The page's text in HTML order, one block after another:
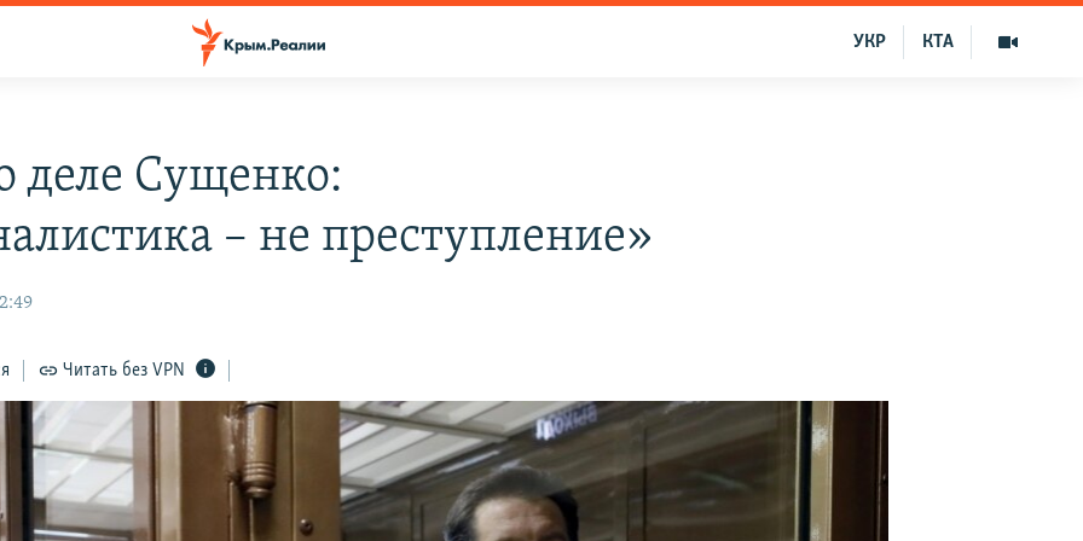
КТА
УКР
деле Сущенко:
– не преступление»
Читать без VPN